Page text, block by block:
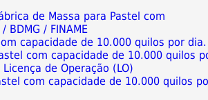
de Massa para Pastel com
BDMG / FINAME
capacidade de 10.000 quilos por dia.
com capacidade de 10.000 quilos
de Operação (LO)
com capacidade de 10.000 quilos